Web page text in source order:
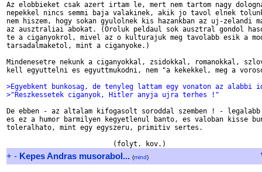
Az elobbieket csak azert irtam le, mert nem tartom nagy
nepekkel nincs semmi baja valakinek, akik jo tavol elnek
nem hiszem, hogy sokan gyulolnek kis hazankban az uj-zelandi
az ausztraliai abokat. (Oroluk peldaul sok ausztral gondol
te a ciganyokrol, mivel az o kulturajuk meg tavolabb esik a
tarsadalmaketol, mint a ciganyoke.)
Mindenesetre nekunk a ciganyokkal, zsidokkal, romanokkal,
kell egyuttelni es egyuttmukodni, nem "a kekekkel, meg a
>Egyebkent bunkosag, de tenyleg lattam egy vonaton az alabbi
>"Reszkessetek ciganyok, Hitler anyja ujra terhes !"
De ebben - az altalam kifogasolt soroddal szemben ! -
es ez a humor barmilyen kegyetlenul banto, es valoban kisse
toleralhato, mint egy egyszeru, primitiv sertes.
+ - Kepes Andras musorabol... (mind)